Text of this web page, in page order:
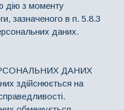
дію з моменту
зазначеного в п. 5.8.3
даних.
ДАНИХ
здійснюється на